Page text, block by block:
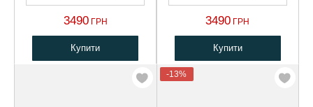
3490ГРН
Купити
3490 ГРН
Купити
-13%